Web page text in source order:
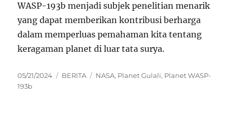
WASP-193b menjadi subjek penelitian menarik
yang dapat memberikan kontribusi berharga
dalam memperluas pemahaman kita tentang
keragaman planet di luar tata surya.
Posted
on
05/21/2024 Categories
BERITA Tags
NASA, Planet Gulali, Planet WASP-
193b